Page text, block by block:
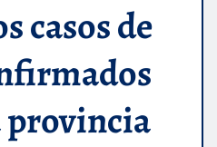
casos de
provincia